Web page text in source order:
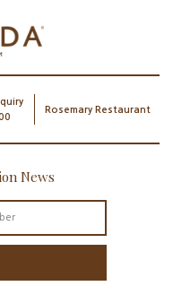
Rosemary Restaurant
News